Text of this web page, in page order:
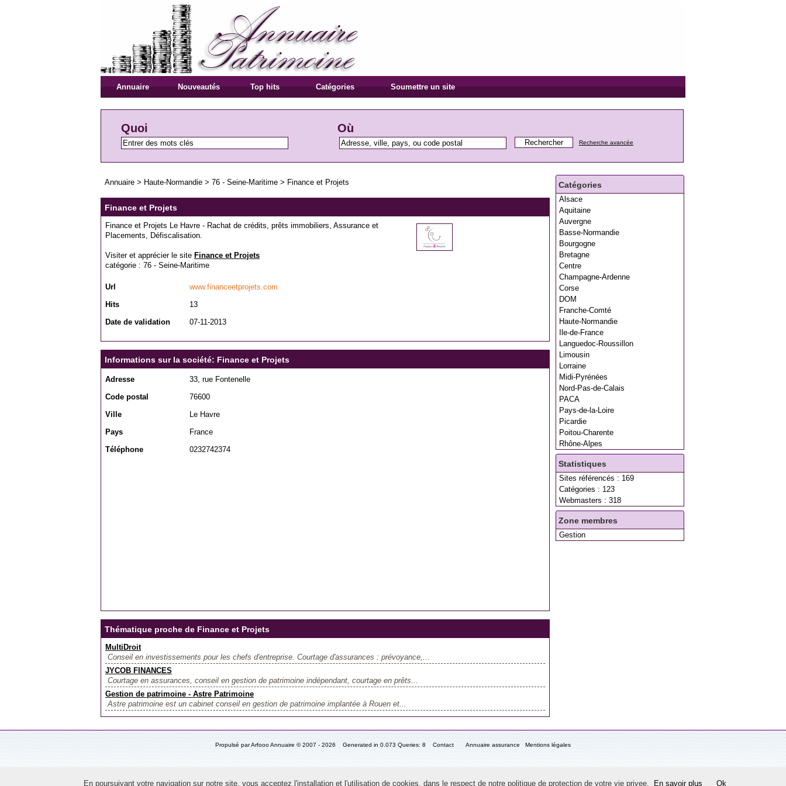
Annuaire Nouveautés Top hits Catégories Soumettre un site
Quoi Où
Recherche avancée
Catégories
Alsace
Aquitaine
Auvergne
Basse-Normandie
Bourgogne
Bretagne
Centre
Champagne-Ardenne
Corse
DOM
Franche-Comté
Haute-Normandie
Ile-de-France
Languedoc-Roussillon
Limousin
Lorraine
Midi-Pyrénées
Nord-Pas-de-Calais
PACA
Pays-de-la-Loire
Picardie
Poitou-Charente
Rhône-Alpes
Statistiques
Sites référencés : 169
Catégories : 123
Webmasters : 318
Zone membres
Gestion
Annuaire > Haute-Normandie > 76 - Seine-Maritime > Finance et Projets
Finance et Projets
Finance et Projets Le Havre - Rachat de crédits, prêts immobiliers, Assurance et
Placements, Défiscalisation.
Visiter et apprécier le site Finance et Projets
catégorie : 76 - Seine-Maritime
Url
www.financeetprojets.com
Hits
13
Date de validation
07-11-2013
Informations sur la société: Finance et Projets
Adresse
33, rue Fontenelle
Code postal
76600
Ville
Le Havre
Pays
France
Téléphone
0232742374
Thématique proche de Finance et Projets
MultiDroit
Conseil en investissements pour les chefs d'entreprise. Courtage d'assurances : prévoyance,...
JYCOB FINANCES
Courtage en assurances, conseil en gestion de patrimoine indépendant, courtage en prêts...
Gestion de patrimoine - Astre Patrimoine
Astre patrimoine est un cabinet conseil en gestion de patrimoine implantée à Rouen et...
Propulsé par Arfooo Annuaire © 2007 - 2026 Generated in 0.073 Queries: 8 Contact Annuaire assurance Mentions légales
En poursuivant votre navigation sur notre site, vous acceptez l'installation et l'utilisation de cookies, dans le respect de notre politique de protection de votre vie privee. En savoir plus Ok